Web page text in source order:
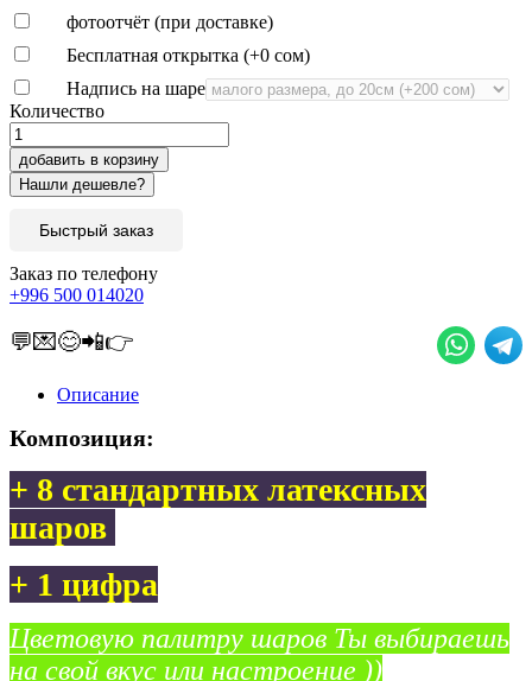
фотоотчёт (при доставке)
Бесплатная открытка (+0 сом)
Надпись на шаре
Количество
добавить в корзину
Быстрый заказ
Заказ по телефону
+996 500 014020
💬💌😊📲👉
Описание
Композиция:
+ 8 стандартных латексных
шаров
+ 1 цифра
Цветовую палитру шаров Ты выбираешь
на свой вкус или настроение ))